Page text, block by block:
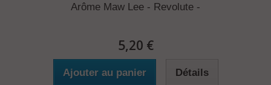
Arôme Maw Lee - Revolute -
5,20 €
Ajouter au panier Détails